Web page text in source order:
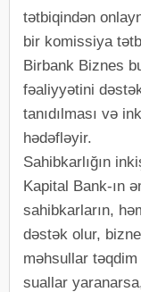
tətbiqindən
bir komissiya
Birbank Biznes
fəaliyyətini
tanıdılması və
hədəfləyir.
Sahibkarlığın
Kapital Bank-ın
sahibkarların,
dəstək olur,
məhsullar
suallar